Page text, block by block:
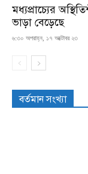
মধ্যপ্রাচ্যের
ভাড়া বেড়েছে
৬:৩০ অপরাহ্ন, ১৭ অক্টোবর ২৩
বর্তমান সংখ্যা